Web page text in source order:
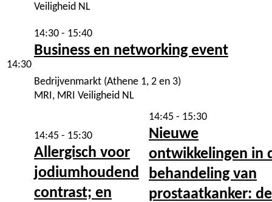
Veiligheid NL
14:30
14:30 - 15:40
Business en networking event
Bedrijvenmarkt (Athene 1, 2 en 3)
MRI, MRI Veiligheid NL
14:45 - 15:30
Allergisch voor
jodiumhoudend
contrast; en
14:45 - 15:30
Nieuwe
ontwikkelingen in
behandeling van
prostaatkanker: de